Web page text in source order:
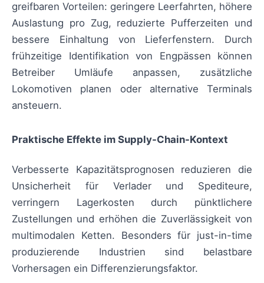
greifbaren Vorteilen: geringere Leerfahrten, höhere
Auslastung pro Zug, reduzierte Pufferzeiten und
bessere Einhaltung von Lieferfenstern. Durch
frühzeitige Identifikation von Engpässen können
Betreiber Umläufe anpassen, zusätzliche
Lokomotiven planen oder alternative Terminals
ansteuern.
Praktische Effekte im Supply-Chain-Kontext
Verbesserte Kapazitätsprognosen reduzieren die
Unsicherheit für Verlader und Spediteure,
verringern Lagerkosten durch pünktlichere
Zustellungen und erhöhen die Zuverlässigkeit von
multimodalen Ketten. Besonders für just-in-time
produzierende Industrien sind belastbare
Vorhersagen ein Differenzierungsfaktor.